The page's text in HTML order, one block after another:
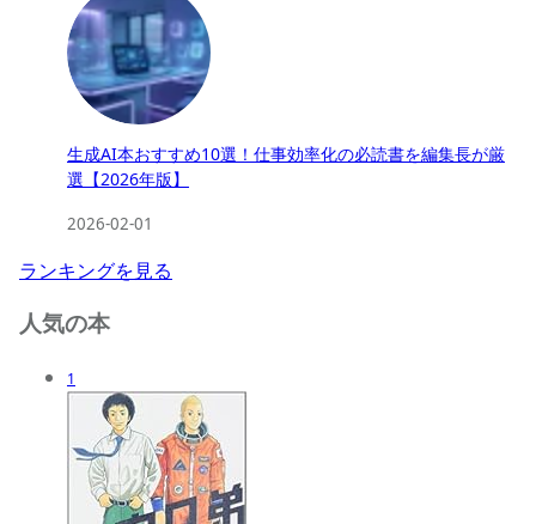
生成AI本おすすめ10選！仕事効率化の必読書を編集長が厳
選【2026年版】
2026-02-01
ランキングを見る
人気の本
1